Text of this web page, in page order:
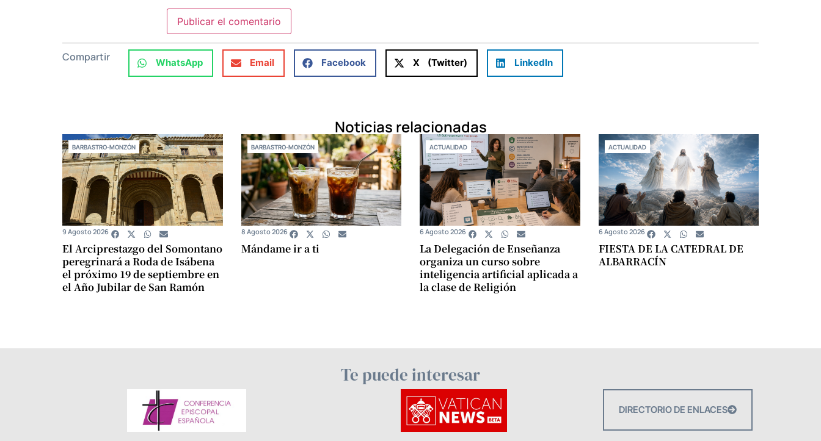
Compartir WhatsApp Email Facebook X (Twitter) LinkedIn
Noticias relacionadas
BARBASTRO-MONZÓN
El Arciprestazgo del Somontano
peregrinará a Roda de Isábena
el próximo 19 de septiembre en
el Año Jubilar de San Ramón
9 Agosto 2026
BARBASTRO-MONZÓN
Mándame ir a ti
8 Agosto 2026
ACTUALIDAD
La Delegación de Enseñanza
organiza un curso sobre
inteligencia artificial aplicada a
la clase de Religión
6 Agosto 2026
ACTUALIDAD
FIESTA DE LA CATEDRAL DE
ALBARRACÍN
6 Agosto 2026
Te puede interesar
DIRECTORIO DE ENLACES